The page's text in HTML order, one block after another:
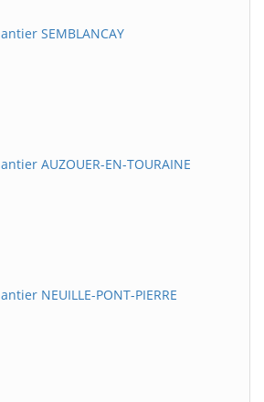
SEMBLANCAY
AUZOUER-EN-TOURAINE
NEUILLE-PONT-PIERRE